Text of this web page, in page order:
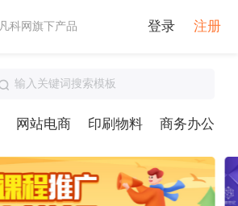
凡科网旗下产品 登录 注册
输入关键词搜索模板
网站电商 印刷物料 商务办公